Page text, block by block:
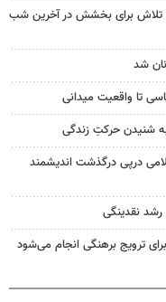
تلاش برای بخشش در آخرین شب
شد
تا واقعیت میدانی
شنیدن حرکتِ زندگی
درپی درگذشت اندیشمند
رشد نقدینگی
ترویج برهنگی انجام می‌شود